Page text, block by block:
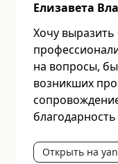
Елизавета
Хочу выразить
на вопросы,
возникших
Открыть на